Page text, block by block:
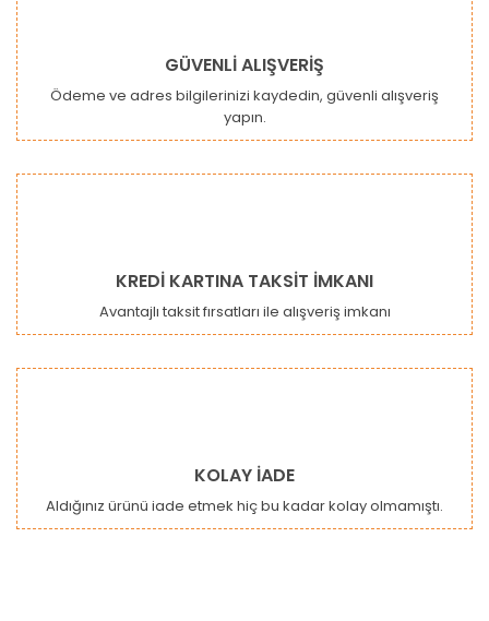
GÜVENLİ ALIŞVERİŞ
Ödeme ve adres bilgilerinizi kaydedin, güvenli alışveriş
yapın.
KREDİ KARTINA TAKSİT İMKANI
Avantajlı taksit fırsatları ile alışveriş imkanı
KOLAY İADE
Aldığınız ürünü iade etmek hiç bu kadar kolay olmamıştı.